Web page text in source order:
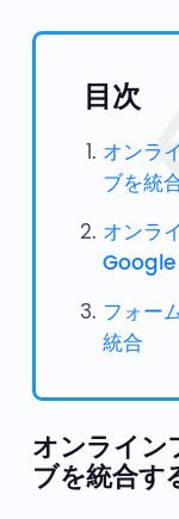
目次
オンラ
ブを統
オンラ
Google
フォー
統合
オンライン
ブを統合す